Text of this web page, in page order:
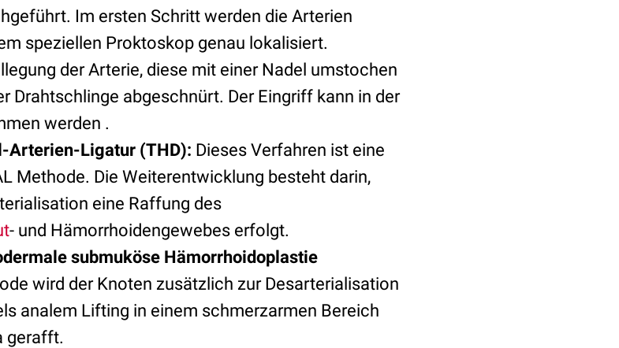
Im ersten Schritt werden die Arterien
speziellen Proktoskop genau lokalisiert.
der Arterie, diese mit einer Nadel umstochen
Drahtschlinge abgeschnürt. Der Eingriff kann in der
werden .
Arterien-Ligatur (THD): Dieses Verfahren ist eine
Methode. Die Weiterentwicklung besteht darin,
eine Raffung des
- und Hämorrhoidengewebes erfolgt.
submuköse Hämorrhoidoplastie
wird der Knoten zusätzlich zur Desarterialisation
analem Lifting in einem schmerzarmen Bereich
gerafft.